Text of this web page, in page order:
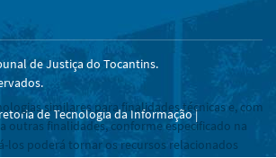
de Justiça do Tocantins.
de Tecnologia da Informação |
similares para finalidades técnicas e, com
outras finalidades, conforme especificado na
los poderá tornar os recursos relacionados